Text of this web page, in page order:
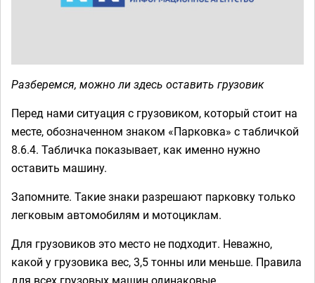
Разберемся, можно ли здесь оставить грузовик
Перед нами ситуация с грузовиком, который стоит на
месте, обозначенном знаком «Парковка» с табличкой
8.6.4. Табличка показывает, как именно нужно
оставить машину.
Запомните. Такие знаки разрешают парковку только
легковым автомобилям и мотоциклам.
Для грузовиков это место не подходит. Неважно,
какой у грузовика вес, 3,5 тонны или меньше. Правила